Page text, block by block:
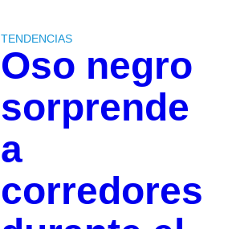
TENDENCIAS
Oso negro
sorprende
a
corredores